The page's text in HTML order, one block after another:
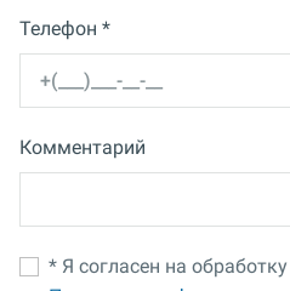
Телефон *
Комментарий
* Я согласен на